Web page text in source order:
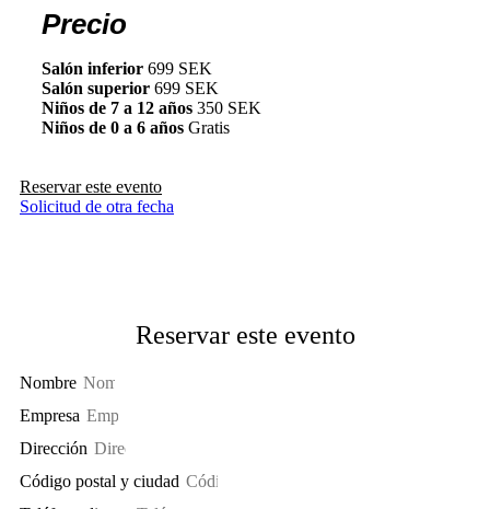
Precio
Salón inferior 699 SEK
Salón superior 699 SEK
Niños de 7 a 12 años 350 SEK
Niños de 0 a 6 años Gratis
Reservar este evento
Solicitud de otra fecha
Reservar este evento
Nombre
Empresa
Dirección
Código postal y ciudad